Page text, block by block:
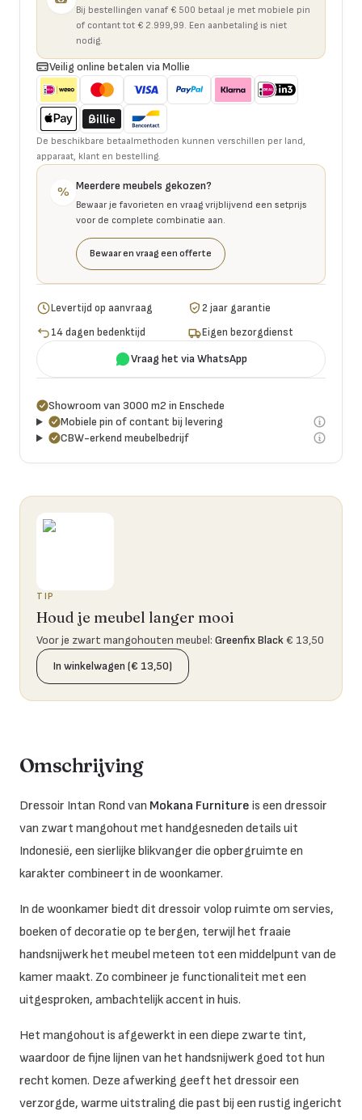
Bij bestellingen vanaf € 500 betaal je met mobiele pin
of contant tot € 2.999,99. Een aanbetaling is niet
nodig.
Veilig online betalen via Mollie
De beschikbare betaalmethoden kunnen verschillen per land,
apparaat, klant en bestelling.
% Meerdere meubels gekozen?
Bewaar je favorieten en vraag vrijblijvend een setprijs
voor de complete combinatie aan.
Bewaar en vraag een offerte
Levertijd op aanvraag
2 jaar garantie
14 dagen bedenktijd
Eigen bezorgdienst
Vraag het via WhatsApp
Showroom van 3000 m2 in Enschede
Mobiele pin of contant bij levering
CBW-erkend meubelbedrijf
TIP
Houd je meubel langer mooi
Voor je zwart mangohouten meubel: Greenfix Black€ 13,50
In winkelwagen (€ 13,50)
Omschrijving
Dressoir Intan Rond van Mokana Furniture is een dressoir
van zwart mangohout met handgesneden details uit
Indonesië, een sierlijke blikvanger die opbergruimte en
karakter combineert in de woonkamer.
In de woonkamer biedt dit dressoir volop ruimte om servies,
boeken of decoratie op te bergen, terwijl het fraaie
handsnijwerk het meubel meteen tot een middelpunt van de
kamer maakt. Zo combineer je functionaliteit met een
uitgesproken, ambachtelijk accent in huis.
Het mangohout is afgewerkt in een diepe zwarte tint,
waardoor de fijne lijnen van het handsnijwerk goed tot hun
recht komen. Deze afwerking geeft het dressoir een
verzorgde, warme uitstraling die past bij een rustig ingericht